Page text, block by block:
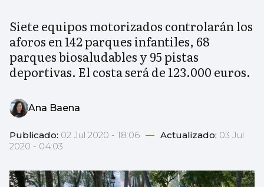
Siete equipos motorizados controlarán los
aforos en 142 parques infantiles, 68
parques biosaludables y 95 pistas
deportivas. El costa será de 123.000 euros.
Ana Baena
Publicado: 02 Jul 2020 - 18:06 — Actualizado: 03 Jul
2020 - 04:03